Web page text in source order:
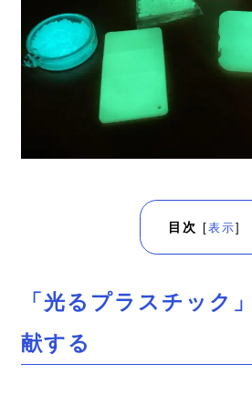
目次 [表示]
「光るプラスチック
献する